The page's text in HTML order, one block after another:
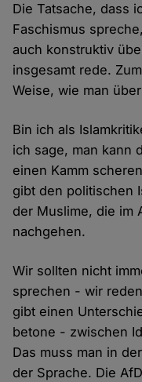
Die Tatsache, dass
Faschismus
auch konstruktiv
insgesamt rede.
Weise, wie man
Bin ich als
ich sage, man kann
einen Kamm
gibt den politischen
der Muslime, die im
nachgehen.
Wir sollten nicht
sprechen - wir
gibt einen
betone - zwischen
Das muss man in
der Sprache. Die